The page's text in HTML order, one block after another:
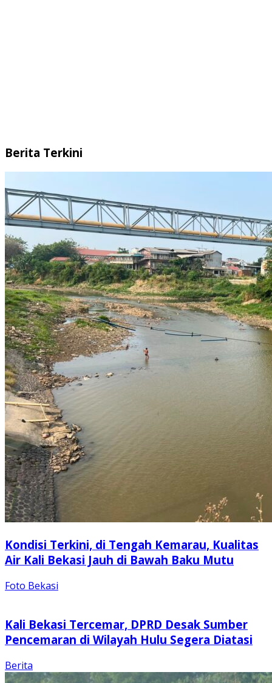
Berita Terkini
Kondisi Terkini, di Tengah Kemarau, Kualitas
Air Kali Bekasi Jauh di Bawah Baku Mutu
Foto Bekasi
Kali Bekasi Tercemar, DPRD Desak Sumber
Pencemaran di Wilayah Hulu Segera Diatasi
Berita